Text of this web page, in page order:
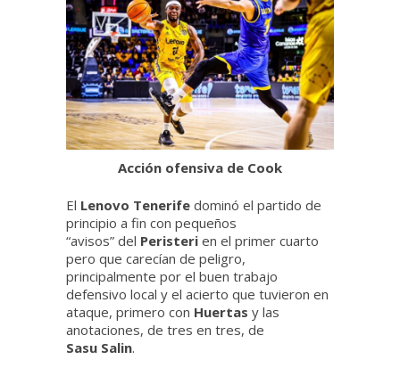
Acción ofensiva de Cook
El Lenovo Tenerife dominó el partido de
principio a fin con pequeños
“avisos” del Peristeri en el primer cuarto
pero que carecían de peligro,
principalmente por el buen trabajo
defensivo local y el acierto que tuvieron en
ataque, primero con Huertas y las
anotaciones, de tres en tres, de
Sasu Salin.